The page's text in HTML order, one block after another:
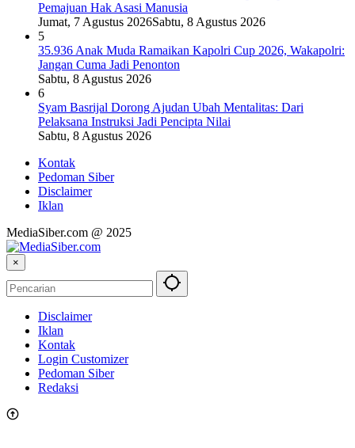
Pemajuan Hak Asasi Manusia
Jumat, 7 Agustus 2026Sabtu, 8 Agustus 2026
5
35.936 Anak Muda Ramaikan Kapolri Cup 2026, Wakapolri:
Jangan Cuma Jadi Penonton
Sabtu, 8 Agustus 2026
6
Syam Basrijal Dorong Ajudan Ubah Mentalitas: Dari
Pelaksana Instruksi Jadi Pencipta Nilai
Sabtu, 8 Agustus 2026
Kontak
Pedoman Siber
Disclaimer
Iklan
MediaSiber.com @ 2025
×
Disclaimer
Iklan
Kontak
Login Customizer
Pedoman Siber
Redaksi